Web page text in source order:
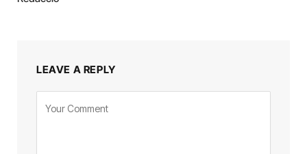
LEAVE A REPLY